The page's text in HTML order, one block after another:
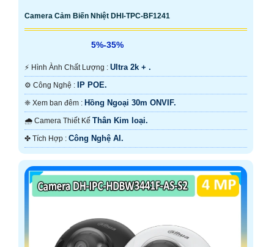
Camera Cảm Biến Nhiệt DHI-TPC-BF1241
5%-35%
️⚡ Hình Ành Chất Lượng : Ultra 2k + .
⚙ Công Nghệ : IP POE.
❈ Xem ban đêm : Hồng Ngoại 30m ONVIF.
🌧️ Camera Thiết Kế Thân Kim loại.
️✤ Tích Hợp : Công Nghệ AI.